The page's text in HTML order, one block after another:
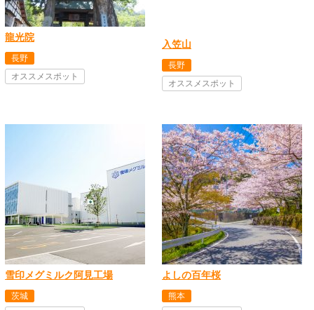
龍光院
長野
オススメスポット
入笠山
長野
オススメスポット
雪印メグミルク阿見工場
茨城
よしの百年桜
熊本